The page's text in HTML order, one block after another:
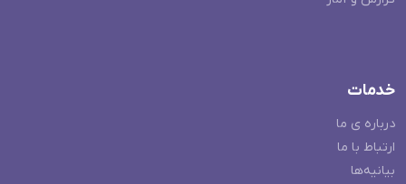
خدمات
درباره ی ما
ارتباط با ما
بیانیه‌ها